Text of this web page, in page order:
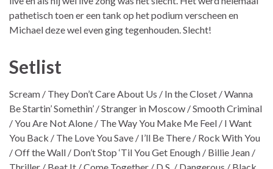
pathetisch toen er een tank op het podium verscheen en
Michael deze wel even ging tegenhouden. Slecht!
Setlist
Scream / They Don’t Care About Us / In the Closet / Wanna
Be Startin’ Somethin’ / Stranger in Moscow / Smooth Criminal
/ You Are Not Alone / The Way You Make Me Feel / I Want
You Back / The Love You Save / I’ll Be There / Rock With You
/ Off the Wall / Don’t Stop ‘Til You Get Enough / Billie Jean /